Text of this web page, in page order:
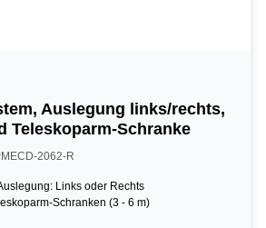
Auslegung links/rechts,
Teleskoparm-Schranke
2062-R
Links oder Rechts
Schranken (3 - 6 m)